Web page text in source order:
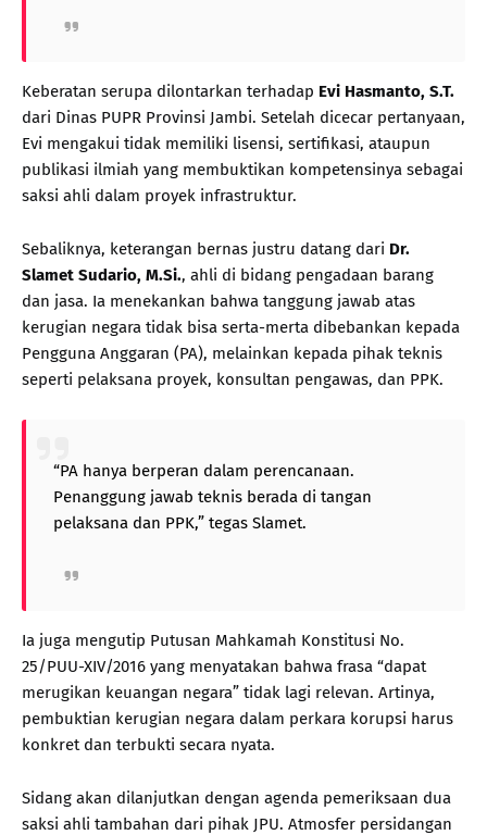
Keberatan serupa dilontarkan terhadap Evi Hasmanto, S.T.
dari Dinas PUPR Provinsi Jambi. Setelah dicecar pertanyaan,
Evi mengakui tidak memiliki lisensi, sertifikasi, ataupun
publikasi ilmiah yang membuktikan kompetensinya sebagai
saksi ahli dalam proyek infrastruktur.
Sebaliknya, keterangan bernas justru datang dari Dr.
Slamet Sudario, M.Si., ahli di bidang pengadaan barang
dan jasa. Ia menekankan bahwa tanggung jawab atas
kerugian negara tidak bisa serta-merta dibebankan kepada
Pengguna Anggaran (PA), melainkan kepada pihak teknis
seperti pelaksana proyek, konsultan pengawas, dan PPK.
“PA hanya berperan dalam perencanaan.
Penanggung jawab teknis berada di tangan
pelaksana dan PPK,” tegas Slamet.
Ia juga mengutip Putusan Mahkamah Konstitusi No.
25/PUU-XIV/2016 yang menyatakan bahwa frasa “dapat
merugikan keuangan negara” tidak lagi relevan. Artinya,
pembuktian kerugian negara dalam perkara korupsi harus
konkret dan terbukti secara nyata.
Sidang akan dilanjutkan dengan agenda pemeriksaan dua
saksi ahli tambahan dari pihak JPU. Atmosfer persidangan